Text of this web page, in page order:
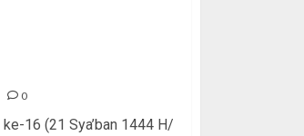
0
16 (21 Sya’ban 1444 H/